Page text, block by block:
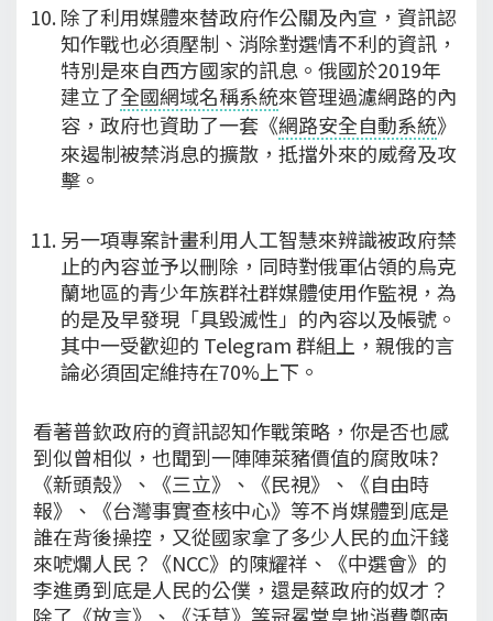
除了利用媒體來替政府作公關及內宣，資訊認
知作戰也必須壓制、消除對選情不利的資訊，
特別是來自西方國家的訊息。俄國於2019年
建立了全國網域名稱系統來管理過濾網路的內
容，政府也資助了一套《網路安全自動系統》
來遏制被禁消息的擴散，抵擋外來的威脅及攻
擊。
另一項專案計畫利用人工智慧來辨識被政府禁
止的內容並予以刪除，同時對俄軍佔領的烏克
蘭地區的青少年族群社群媒體使用作監視，為
的是及早發現「具毀滅性」的內容以及帳號。
其中一受歡迎的 Telegram 群組上，親俄的言
論必須固定維持在70%上下。
看著普欽政府的資訊認知作戰策略，你是否也感
到似曾相似，也聞到一陣陣萊豬價值的腐敗味?
《新頭殼》、《三立》、《民視》、《自由時
報》、《台灣事實查核中心》等不肖媒體到底是
誰在背後操控，又從國家拿了多少人民的血汗錢
來唬爛人民？《NCC》的陳耀祥、《中選會》的
李進勇到底是人民的公僕，還是蔡政府的奴才？
除了《放言》、《沃草》等冠冕堂皇地消費鄭南